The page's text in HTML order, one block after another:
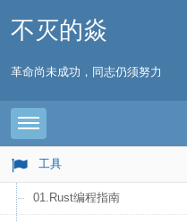
不灭的焱
革命尚未成功，同志仍须努力
Toggle navigation
工具
01.Rust编程指南